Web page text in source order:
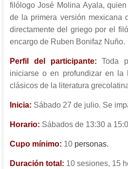
filólogo José Molina Ayala, quien
de la primera versión mexicana
directamente del griego por el
encargo de Ruben Bonifaz Nuño.
Perfil del participante:Toda
iniciarse o en profundizar en la
clásicos de la literatura
Inicia: Sábado 27 de julio. Se
Horario: Sábados de 13:30 a
Cupo mínimo: 10personas.
Duración total: 10 sesiones, 15